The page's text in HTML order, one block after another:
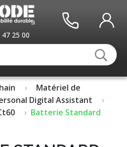
25 00
Matériel de
Digital Assistant
Batterie Standard